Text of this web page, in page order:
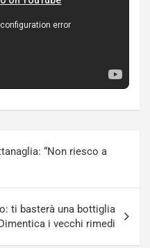
“Non riesco a
ti basterà una bottiglia
i vecchi rimedi